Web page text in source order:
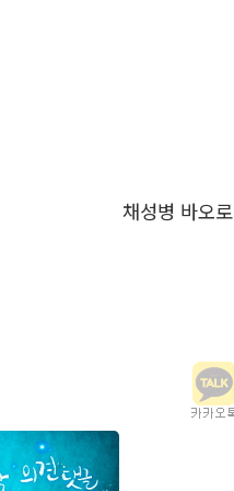
채성병 바오로